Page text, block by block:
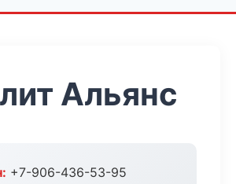
Альянс
+7-906-436-53-95